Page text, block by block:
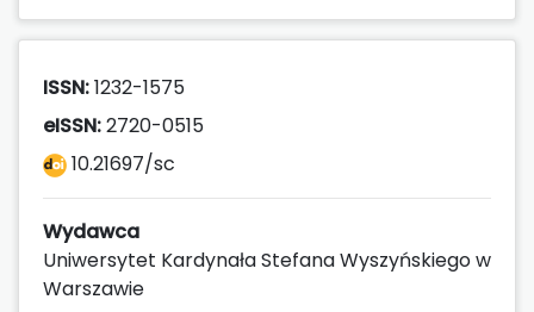
ISSN:1232-1575
eISSN:2720-0515
10.21697/sc
Wydawca
Uniwersytet Kardynała Stefana Wyszyńskiego w
Warszawie